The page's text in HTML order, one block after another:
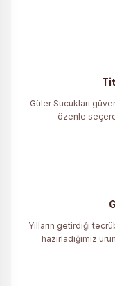
Güler Sucukları
özenle
Yılların getirdiği
hazırladığımız